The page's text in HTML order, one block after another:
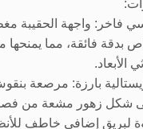
فاخر: واجهة الحقيبة
بدقة فائقة، مما يمنحها
الأبعاد.
بارزة: مرصعة
شكل زهور مشعة من
لبريق إضافي خاطف